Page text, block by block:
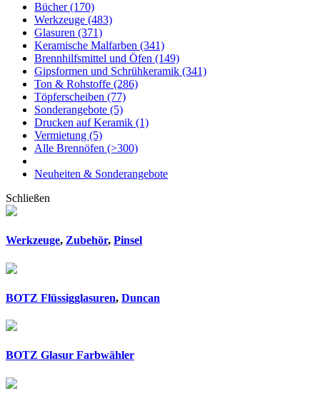
Bücher(170)
Werkzeuge (483)
Glasuren (371)
Keramische Malfarben (341)
Brennhilfsmittel und Öfen (149)
Gipsformen und Schrühkeramik (341)
Ton & Rohstoffe (286)
Töpferscheiben (77)
Sonderangebote (5)
Drucken auf Keramik (1)
Vermietung (5)
Alle Brennöfen (>300)
Neuheiten & Sonderangebote
Schließen
Werkzeuge, Zubehör, Pinsel
BOTZ Flüssigglasuren, Duncan
BOTZ Glasur Farbwähler